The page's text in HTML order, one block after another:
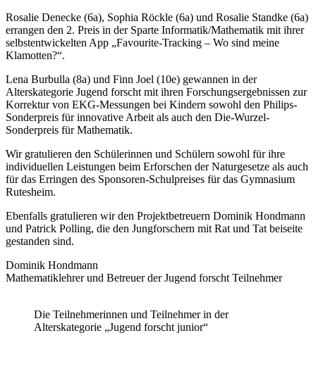
Rosalie Denecke (6a), Sophia Röckle (6a) und Rosalie Standke (6a)
errangen den 2. Preis in der Sparte Informatik/Mathematik mit ihrer
selbstentwickelten App „Favourite-Tracking – Wo sind meine
Klamotten?“.
Lena Burbulla (8a) und Finn Joel (10e) gewannen in der
Alterskategorie Jugend forscht mit ihren Forschungsergebnissen zur
Korrektur von EKG-Messungen bei Kindern sowohl den Philips-
Sonderpreis für innovative Arbeit als auch den Die-Wurzel-
Sonderpreis für Mathematik.
Wir gratulieren den Schülerinnen und Schülern sowohl für ihre
individuellen Leistungen beim Erforschen der Naturgesetze als auch
für das Erringen des Sponsoren-Schulpreises für das Gymnasium
Rutesheim.
Ebenfalls gratulieren wir den Projektbetreuern Dominik Hondmann
und Patrick Polling, die den Jungforschern mit Rat und Tat beiseite
gestanden sind.
Dominik Hondmann
Mathematiklehrer und Betreuer der Jugend forscht Teilnehmer
Die Teilnehmerinnen und Teilnehmer in der
Alterskategorie „Jugend forscht junior“